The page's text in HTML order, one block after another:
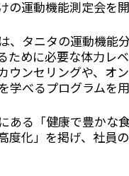
の運動機能測定会を開
、タニタの運動機能
ために必要な体力レ
ウンセリングや、オ
べるプログラムを用
ある「健康で豊かな
度化」を掲げ、社員